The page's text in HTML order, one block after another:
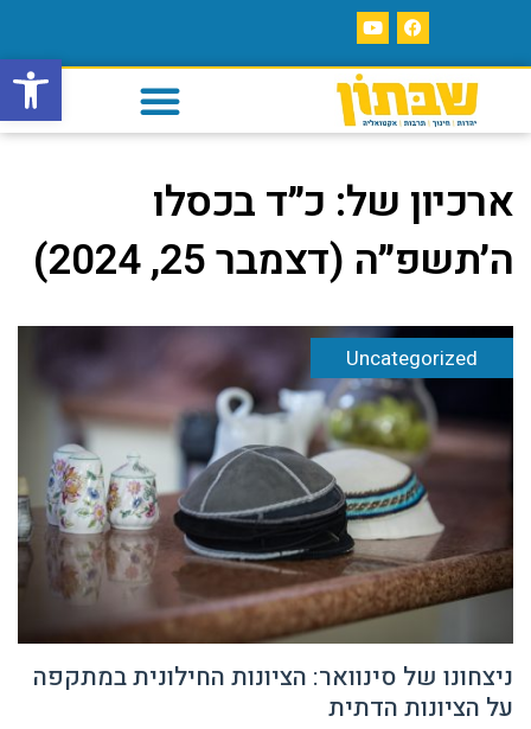
פתח
ארכיון של: כ״ד בכסלו
ה׳תשפ״ה (דצמבר 25, 2024)
Uncategorized
ניצחונו של סינוואר: הציונות החילונית במתקפה
על הציונות הדתית